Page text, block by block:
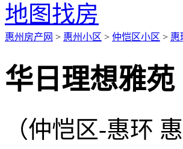
地图找房
惠州房产网 > 惠州小区 > 仲恺区小区 > 惠
华日理想雅苑
（仲恺区-惠环